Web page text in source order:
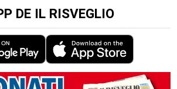
DE IL RISVEGLIO